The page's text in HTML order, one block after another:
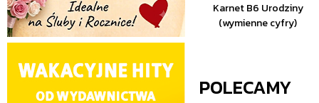
Karnet B6 Urodziny
(wymienne cyfry)
POLECAMY